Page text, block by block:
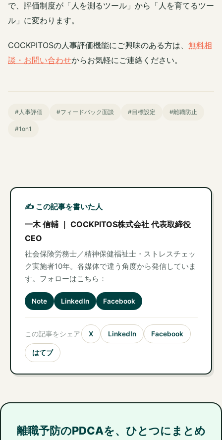
で、評価制度が「人を測るツール」から「人を育てるツー
ル」に変わります。
COCKPITOSの人事評価機能にご興味のある方は、 無料相
談・お問い合わせからお気軽にご連絡ください。
#人事評価 #フィードバック面談 #目標設定 #離職防止
#1on1
✍️ この記事を書いた人
一木 信輔 ｜ COCKPITOS株式会社 代表取締役
CEO
社会保険労務士／精神保健福祉士・ストレスチェッ
ク実施者10年。各媒体で違う角度から発信していま
す。フォローはこちら：
Note LinkedIn Facebook
この記事をシェア X LinkedIn Facebook
はてブ
離職予防のPDCAを、ひとつにまとめ